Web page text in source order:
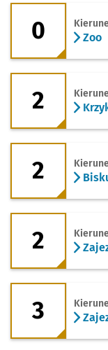
0 - kierunek
0 Zoo
2 - kierunek
2
2 - kierunek
2
2 - kierunek
2
3 - kierunek
3